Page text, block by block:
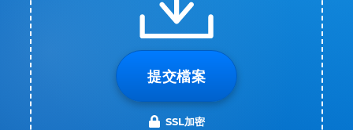
提交檔案
SSL加密